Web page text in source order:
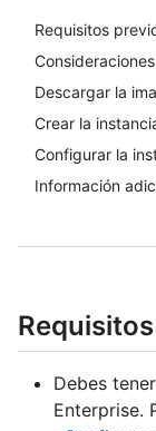
Requisitos
Descargar la
Crear la
Configurar la
Información
Debes
Enterprise.